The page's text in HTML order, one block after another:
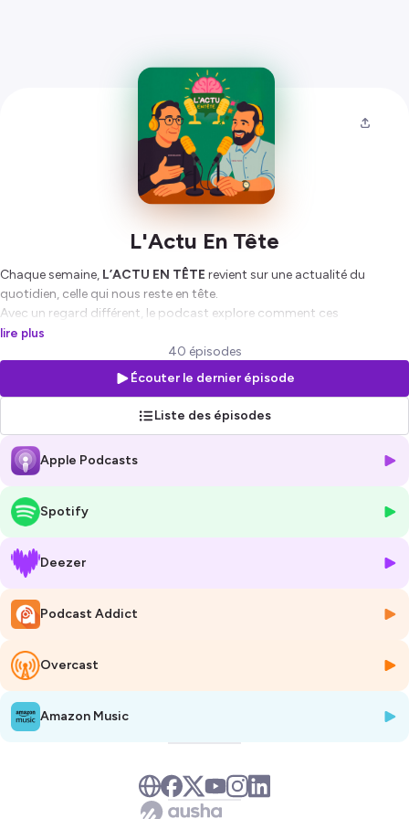
L'Actu En Tête
Chaque semaine, L’ACTU EN TÊTE revient sur une actualité du
quotidien, celle qui nous reste en tête.
Avec un regard différent, le podcast explore comment ces
événements influencent nos vies, nos émotions et notre santé
(journaliste & fondateur du
Fabrice Pastor
(neuropsychologue) partagent leurs
➡️ Un rendez-vous hebdomadaire qui mêle
réflexion, décryptage et
Hébergé par Ausha. Visitez
lire plus
40 épisodes
Écouter le dernier épisode
Liste des épisodes
Apple Podcasts
Spotify
Deezer
Podcast Addict
Overcast
Amazon Music